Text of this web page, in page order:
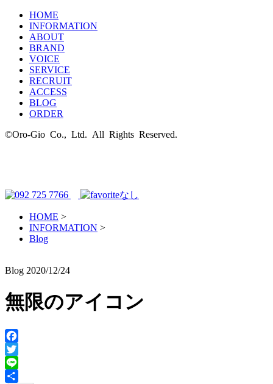
HOME
INFORMATION
ABOUT
BRAND
VOICE
SERVICE
RECRUIT
ACCESS
BLOG
ORDER
©Oro-Gio Co., Ltd. All Rights Reserved.
HOME >
INFORMATION >
Blog
Blog 2020/12/24
無限のアイコン
Facebook
Twitter
Line